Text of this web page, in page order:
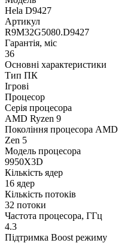
Hela D9427
Артикул
R9M32G5080.D9427
Гарантія, міс
36
Основні характеристики
Тип ПК
Ігрові
Процесор
Серія процесора
AMD Ryzen 9
Покоління процесора AMD
Zen 5
Модель процесора
9950X3D
Кількість ядер
16 ядер
Кількість потоків
32 потоки
Частота процесора, ГГц
4.3
Підтримка Boost режиму